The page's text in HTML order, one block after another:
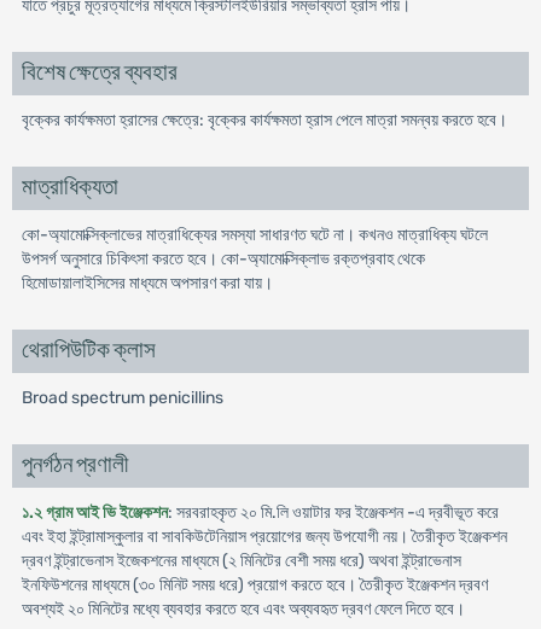
যাতে প্রচুর মূত্রত্যাগের মাধ্যমে ক্রিস্টালইউরিয়ার সম্ভাব্যতা হ্রাস পায়।
বিশেষ ক্ষেত্রে ব্যবহার
বৃক্কের কার্যক্ষমতা হ্রাসের ক্ষেত্রে: বৃক্কের কার্যক্ষমতা হ্রাস পেলে মাত্রা সমন্বয় করতে হবে।
মাত্রাধিক্যতা
কো-অ্যামোক্সিক্লাভের মাত্রাধিক্যের সমস্যা সাধারণত ঘটে না। কখনও মাত্রাধিক্য ঘটলে
উপসর্গ অনুসারে চিকিৎসা করতে হবে। কো-অ্যামোক্সিক্লাভ রক্তপ্রবাহ থেকে
হিমোডায়ালাইসিসের মাধ্যমে অপসারণ করা যায়।
থেরাপিউটিক ক্লাস
Broad spectrum penicillins
পুনর্গঠন প্রণালী
১.২ গ্রাম আই ভি ইঞ্জেকশন: সরবরাহকৃত ২০ মি.লি ওয়াটার ফর ইঞ্জেকশন -এ দ্রবীভূত করে
এবং ইহা ইন্ট্রামাস্কুলার বা সাবকিউটেনিয়াস প্রয়োগের জন্য উপযোগী নয়। তৈরীকৃত ইঞ্জেকশন
দ্রবণ ইন্ট্রাভেনাস ইজেকশনের মাধ্যমে (২ মিনিটের বেশী সময় ধরে) অথবা ইন্ট্রাভেনাস
ইনফিউশনের মাধ্যমে (৩০ মিনিট সময় ধরে) প্রয়োগ করতে হবে। তৈরীকৃত ইঞ্জেকশন দ্রবণ
অবশ্যই ২০ মিনিটের মধ্যে ব্যবহার করতে হবে এবং অব্যবহৃত দ্রবণ ফেলে দিতে হবে।